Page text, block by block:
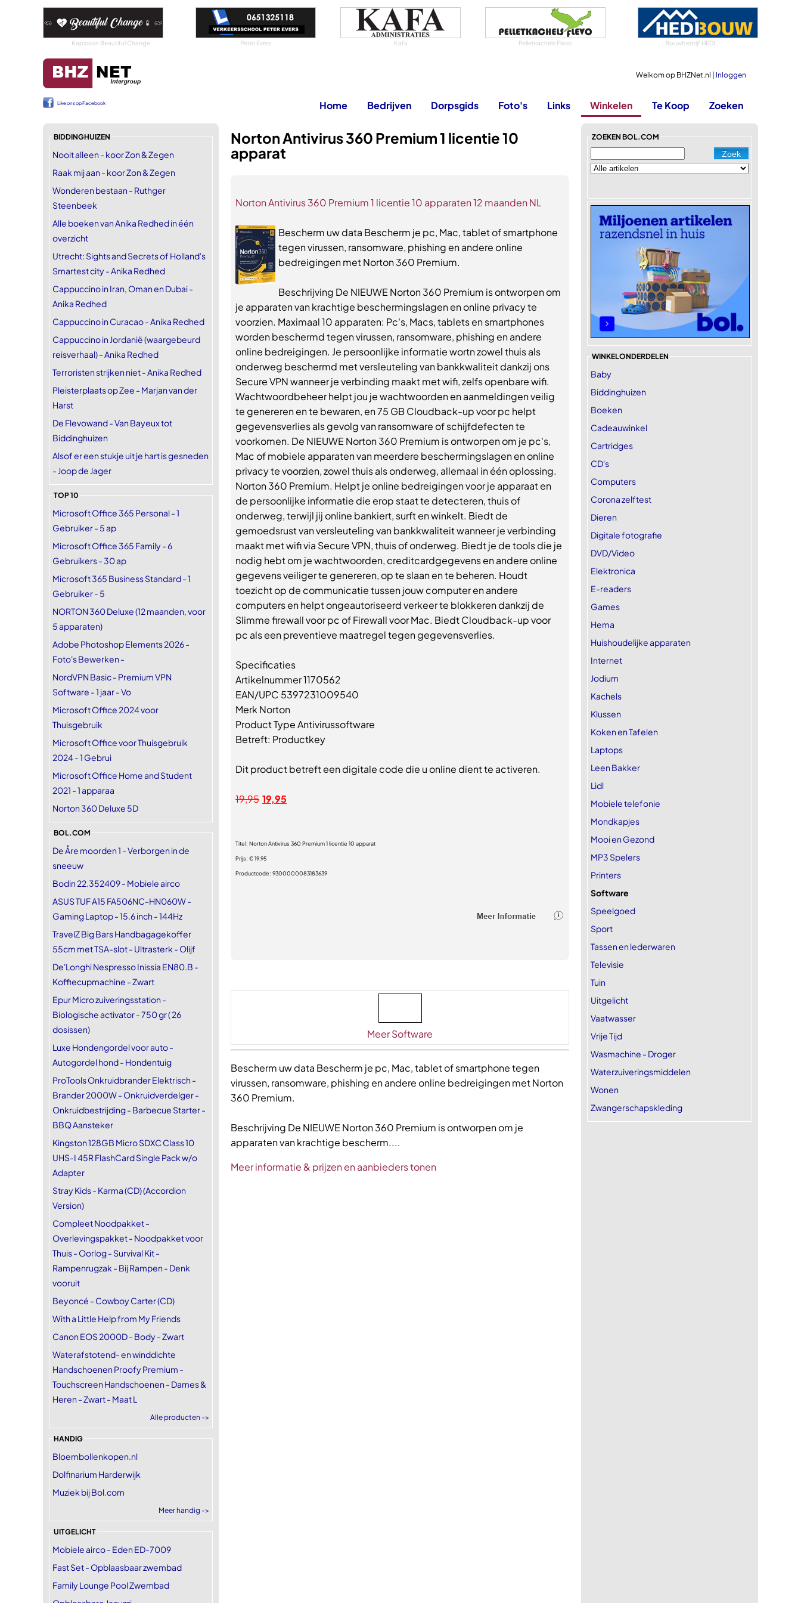
Kapsalon Beautiful Change Peter Evers Kafa Pelletkachels Flevo Bouwbedrijf HEDI
Welkom op BHZNet.nl | Inloggen
Like ons op Facebook Home Bedrijven Dorpsgids Foto's Links Winkelen Te Koop Zoeken
BIDDINGHUIZEN
Nooit alleen - koor Zon & Zegen
Raak mij aan - koor Zon & Zegen
Wonderen bestaan - Ruthger
Steenbeek
Alle boeken van Anika Redhed in één
overzicht
Utrecht: Sights and Secrets of Holland's
Smartest city - Anika Redhed
Cappuccino in Iran, Oman en Dubai -
Anika Redhed
Cappuccino in Curacao - Anika Redhed
Cappuccino in Jordanië (waargebeurd
reisverhaal) - Anika Redhed
Terroristen strijken niet - Anika Redhed
Pleisterplaats op Zee - Marjan van der
Harst
De Flevowand - Van Bayeux tot
Biddinghuizen
Alsof er een stukje uit je hart is gesneden
- Joop de Jager
TOP 10
Microsoft Office 365 Personal - 1
Gebruiker - 5 ap
Microsoft Office 365 Family - 6
Gebruikers - 30 ap
Microsoft 365 Business Standard - 1
Gebruiker - 5
NORTON 360 Deluxe (12 maanden, voor
5 apparaten)
Adobe Photoshop Elements 2026 -
Foto's Bewerken -
NordVPN Basic - Premium VPN
Software - 1 jaar - Vo
Microsoft Office 2024 voor
Thuisgebruik
Microsoft Office voor Thuisgebruik
2024 - 1 Gebrui
Microsoft Office Home and Student
2021 - 1 apparaa
Norton 360 Deluxe 5D
BOL.COM
De Åre moorden 1 - Verborgen in de
sneeuw
Bodin 22.352409 - Mobiele airco
ASUS TUF A15 FA506NC-HN060W -
Gaming Laptop - 15.6 inch - 144Hz
TravelZ Big Bars Handbagagekoffer
55cm met TSA-slot - Ultrasterk - Olijf
De'Longhi Nespresso Inissia EN80.B -
Koffiecupmachine - Zwart
Epur Micro zuiveringsstation -
Biologische activator - 750 gr ( 26
dosissen)
Luxe Hondengordel voor auto -
Autogordel hond - Hondentuig
ProTools Onkruidbrander Elektrisch -
Brander 2000W - Onkruidverdelger -
Onkruidbestrijding - Barbecue Starter -
BBQ Aansteker
Kingston 128GB Micro SDXC Class 10
UHS-I 45R FlashCard Single Pack w/o
Adapter
Stray Kids - Karma (CD) (Accordion
Version)
Compleet Noodpakket -
Overlevingspakket - Noodpakket voor
Thuis - Oorlog - Survival Kit -
Rampenrugzak - Bij Rampen - Denk
vooruit
Beyoncé - Cowboy Carter (CD)
With a Little Help from My Friends
Canon EOS 2000D - Body - Zwart
Waterafstotend- en winddichte
Handschoenen Proofy Premium -
Touchscreen Handschoenen - Dames &
Heren - Zwart - Maat L
Alle producten ->
HANDIG
Bloembollenkopen.nl
Dolfinarium Harderwijk
Muziek bij Bol.com
Meer handig ->
UITGELICHT
Mobiele airco - Eden ED-7009
Fast Set - Opblaasbaar zwembad
Family Lounge Pool Zwembad
Norton Antivirus 360 Premium 1 licentie 10
apparat
Norton Antivirus 360 Premium 1 licentie 10 apparaten 12 maanden NL
Bescherm uw data Bescherm je pc, Mac, tablet of smartphone
tegen virussen, ransomware, phishing en andere online
bedreigingen met Norton 360 Premium.
Beschrijving De NIEUWE Norton 360 Premium is ontworpen om
je apparaten van krachtige beschermingslagen en online privacy te
voorzien. Maximaal 10 apparaten: Pc's, Macs, tablets en smartphones
worden beschermd tegen virussen, ransomware, phishing en andere
online bedreigingen. Je persoonlijke informatie wortn zowel thuis als
onderweg beschermd met versleuteling van bankkwaliteit dankzij ons
Secure VPN wanneer je verbinding maakt met wifi, zelfs openbare wifi.
Wachtwoordbeheer helpt jou je wachtwoorden en aanmeldingen veilig
te genereren en te bewaren, en 75 GB Cloudback-up voor pc helpt
gegevensverlies als gevolg van ransomware of schijfdefecten te
voorkomen. De NIEUWE Norton 360 Premium is ontworpen om je pc's,
Mac of mobiele apparaten van meerdere beschermingslagen en online
privacy te voorzien, zowel thuis als onderweg, allemaal in één oplossing.
Norton 360 Premium. Helpt je online bedreigingen voor je apparaat en
de persoonlijke informatie die erop staat te detecteren, thuis of
onderweg, terwijl jij online bankiert, surft en winkelt. Biedt de
gemoedsrust van versleuteling van bankkwaliteit wanneer je verbinding
maakt met wifi via Secure VPN, thuis of onderweg. Biedt je de tools die je
nodig hebt om je wachtwoorden, creditcardgegevens en andere online
gegevens veiliger te genereren, op te slaan en te beheren. Houdt
toezicht op de communicatie tussen jouw computer en andere
computers en helpt ongeautoriseerd verkeer te blokkeren dankzij de
Slimme firewall voor pc of Firewall voor Mac. Biedt Cloudback-up voor
pc als een preventieve maatregel tegen gegevensverlies.
Specificaties
Artikelnummer 1170562
EAN/UPC 5397231009540
Merk Norton
Product Type Antivirussoftware
Betreft: Productkey
Dit product betreft een digitale code die u online dient te activeren.
19,95 19,95
Titel: Norton Antivirus 360 Premium 1 licentie 10 apparat
Prijs: € 19,95
Productcode: 9300000083183639
Meer Software
Bescherm uw data Bescherm je pc, Mac, tablet of smartphone tegen
virussen, ransomware, phishing en andere online bedreigingen met Norton
360 Premium.
Beschrijving De NIEUWE Norton 360 Premium is ontworpen om je
apparaten van krachtige bescherm....
Meer informatie & prijzen en aanbieders tonen
ZOEKEN BOL.COM
WINKELONDERDELEN
Baby
Biddinghuizen
Boeken
Cadeauwinkel
Cartridges
CD's
Computers
Corona zelftest
Dieren
Digitale fotografie
DVD/Video
Elektronica
E-readers
Games
Hema
Huishoudelijke apparaten
Internet
Jodium
Kachels
Klussen
Koken en Tafelen
Laptops
Leen Bakker
Lidl
Mobiele telefonie
Mondkapjes
Mooi en Gezond
MP3 Spelers
Printers
Software
Speelgoed
Sport
Tassen en lederwaren
Televisie
Tuin
Uitgelicht
Vaatwasser
Vrije Tijd
Wasmachine - Droger
Waterzuiveringsmiddelen
Wonen
Zwangerschapskleding